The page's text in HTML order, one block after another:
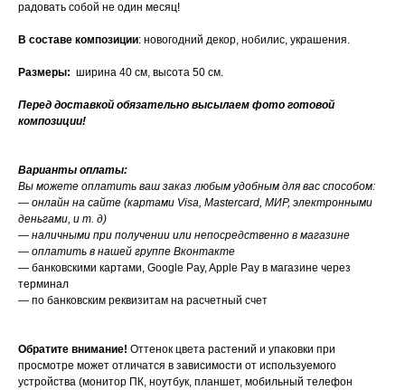
радовать собой не один месяц!
В составе композиции: новогодний декор, нобилис, украшения.
Размеры: ширина 40 см, высота 50 см.
Перед доставкой обязательно высылаем фото готовой
композиции!
Варианты оплаты:
Вы можете оплатить ваш заказ любым удобным для вас способом:
— онлайн на сайте (картами Visa, Mastercard, МИР, электронными
деньгами, и т. д)
— наличными при получении или непосредственно в магазине
— оплатить в нашей группе Вконтакте
— банковскими картами, Google Pay, Apple Pay в магазине через
терминал
— по банковским реквизитам на расчетный счет
Обратите внимание! Оттенок цвета растений и упаковки при
просмотре может отличатся в зависимости от используемого
устройства (монитор ПК, ноутбук, планшет, мобильный телефон